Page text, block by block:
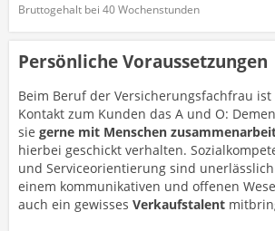
Bruttogehalt bei 40 Wochenstunden
Persönliche Voraussetzungen
Beim Beruf der Versicherungsfachfrau
Kontakt zum Kunden das A und O:
sie gerne mit Menschen
hierbei geschickt verhalten.
und Serviceorientierung sind
einem kommunikativen und offenen
auch ein gewisses Verkaufstalent